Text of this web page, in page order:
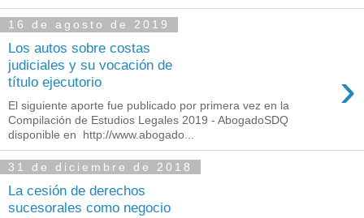
16 de agosto de 2019
Los autos sobre costas
judiciales y su vocación de
título ejecutorio
›
El siguiente aporte fue publicado por primera vez en la
Compilación de Estudios Legales 2019 - AbogadoSDQ
disponible en http://www.abogado...
31 de diciembre de 2018
La cesión de derechos
sucesorales como negocio